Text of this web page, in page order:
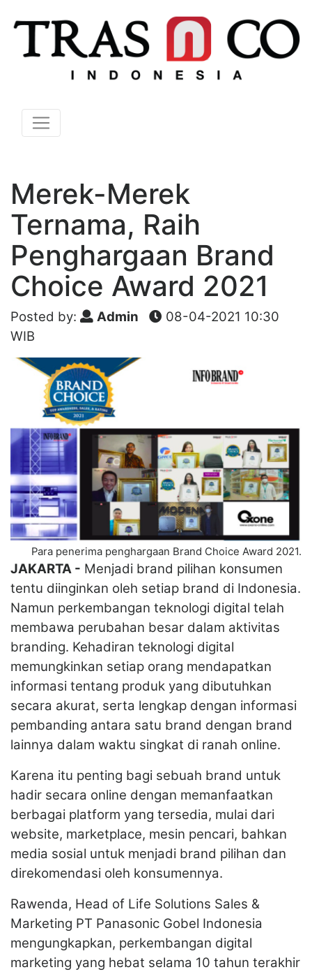
Merek-Merek
Ternama, Raih
Penghargaan Brand
Choice Award 2021
Posted by: Admin
08-04-2021 10:30
WIB
Para penerima penghargaan Brand Choice Award 2021.
JAKARTA - Menjadi brand pilihan konsumen
tentu diinginkan oleh setiap brand di Indonesia.
Namun perkembangan teknologi digital telah
membawa perubahan besar dalam aktivitas
branding. Kehadiran teknologi digital
memungkinkan setiap orang mendapatkan
informasi tentang produk yang dibutuhkan
secara akurat, serta lengkap dengan informasi
pembanding antara satu brand dengan brand
lainnya dalam waktu singkat di ranah online.
Karena itu penting bagi sebuah brand untuk
hadir secara online dengan memanfaatkan
berbagai platform yang tersedia, mulai dari
website, marketplace, mesin pencari, bahkan
media sosial untuk menjadi brand pilihan dan
direkomendasi oleh konsumennya.
Rawenda, Head of Life Solutions Sales &
Marketing PT Panasonic Gobel Indonesia
mengungkapkan, perkembangan digital
marketing yang hebat selama 10 tahun terakhir